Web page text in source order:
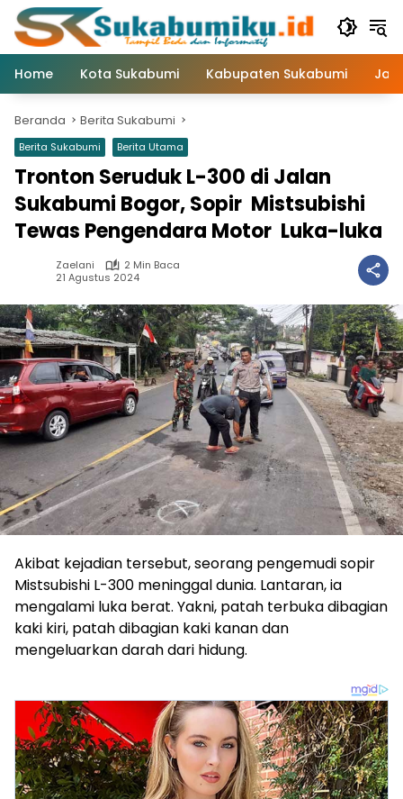
Langsung
konten
Home
Kota Sukabumi Kabupaten Sukabumi
Beranda Berita Sukabumi
Berita Sukabumi Berita Utama
Tronton Seruduk L-300 di Jalan
Sukabumi Bogor, Sopir Mistsubishi
Tewas Pengendara Motor Luka-luka
Zaelani
2 Min Baca
21 Agustus 2024
Akibat kejadian tersebut, seorang pengemudi sopir
Mistsubishi L-300 meninggal dunia. Lantaran, ia
mengalami luka berat. Yakni, patah terbuka dibagian
kaki kiri, patah dibagian kaki kanan dan
mengeluarkan darah dari hidung.